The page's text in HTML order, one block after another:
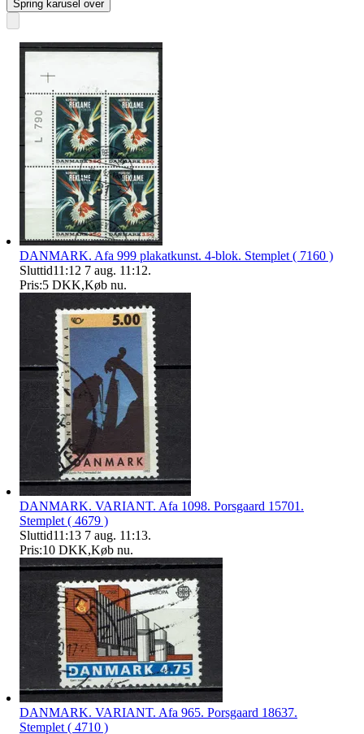
Spring karusel over
DANMARK. Afa 999 plakatkunst. 4-blok. Stemplet ( 7160 )
Sluttid11:12 7 aug. 11:12.
Pris:5 DKK,Køb nu.
DANMARK. VARIANT. Afa 1098. Porsgaard 15701.
Stemplet ( 4679 )
Sluttid11:13 7 aug. 11:13.
Pris:10 DKK,Køb nu.
DANMARK. VARIANT. Afa 965. Porsgaard 18637.
Stemplet ( 4710 )